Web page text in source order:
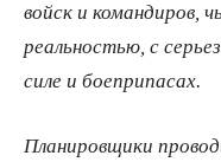
войск и командиров,
реальностью, с
силе и боеприпасах.
Планировщики